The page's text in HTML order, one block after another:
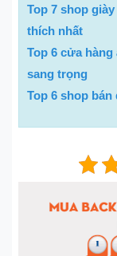
Top 7 shop
thích nhất
Top 6 cửa
sang trọng
Top 6 shop bán